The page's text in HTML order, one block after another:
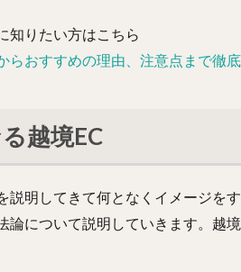
知りたい方はこちら
らおすすめの理由、注意点まで徹
越境EC
説明してきて何となくイメージを
論について説明していきます。越